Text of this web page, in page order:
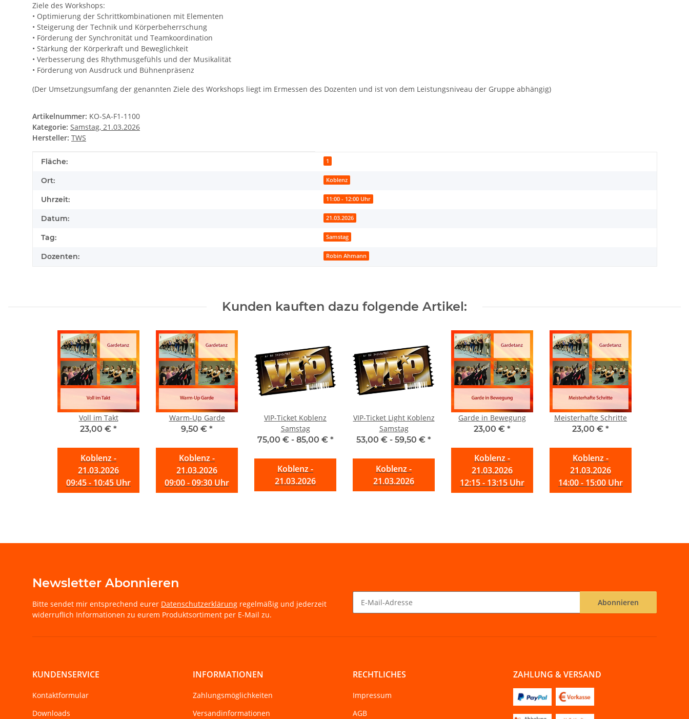
Ziele des Workshops:
• Optimierung der Schrittkombinationen mit Elementen
• Steigerung der Technik und Körperbeherrschung
• Förderung der Synchronität und Teamkoordination
• Stärkung der Körperkraft und Beweglichkeit
• Verbesserung des Rhythmusgefühls und der Musikalität
• Förderung von Ausdruck und Bühnenpräsenz
(Der Umsetzungsumfang der genannten Ziele des Workshops liegt im Ermessen des Dozenten und ist von dem Leistungsniveau der Gruppe abhängig)
Artikelnummer: KO-SA-F1-1100
Kategorie: Samstag, 21.03.2026
Hersteller: TWS
Produkteigenschaft
Wert
Fläche: 1
Ort: Koblenz
Uhrzeit: 11:00 - 12:00 Uhr
Datum: 21.03.2026
Tag: Samstag
Dozenten: Robin Ahmann
Kunden kauften dazu folgende Artikel:
Voll im Takt
23,00 € *
Koblenz -
21.03.2026
09:45 - 10:45 Uhr
Warm-Up Garde
9,50 € *
Koblenz -
21.03.2026
09:00 - 09:30 Uhr
VIP-Ticket Koblenz
Samstag
75,00 € - 85,00 € *
Koblenz -
21.03.2026
VIP-Ticket Light Koblenz
Samstag
53,00 € - 59,50 € *
Koblenz -
21.03.2026
Garde in Bewegung
23,00 € *
Koblenz -
21.03.2026
12:15 - 13:15 Uhr
Meisterhafte Schritte
23,00 € *
Koblenz -
21.03.2026
14:00 - 15:00 Uhr
Newsletter Abonnieren
Bitte sendet mir entsprechend eurer Datenschutzerklärung regelmäßig und jederzeit
widerruflich Informationen zu eurem Produktsortiment per E-Mail zu.
Abonnieren
KUNDENSERVICE
Kontaktformular
Downloads
INFORMATIONEN
Zahlungsmöglichkeiten
Versandinformationen
RECHTLICHES
Impressum
AGB
ZAHLUNG & VERSAND